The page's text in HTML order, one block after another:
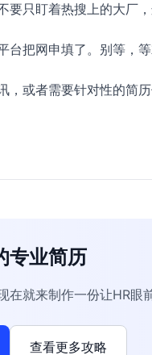
要只盯着热搜上的大厂
台把网申填了。别等，等
，或者需要针对性的简
专业简历
在就来制作一份让HR眼
查看更多攻略